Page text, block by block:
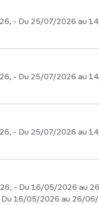
- Du 25/07/2026 au
- Du 25/07/2026 au
- Du 25/07/2026 au
- Du 16/05/2026 au
16/05/2026 au 26/